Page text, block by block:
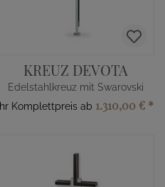
KREUZ DEVOTA
Edelstahlkreuz mit Swarovski
Ihr Komplettpreis ab 1.310,00 € *